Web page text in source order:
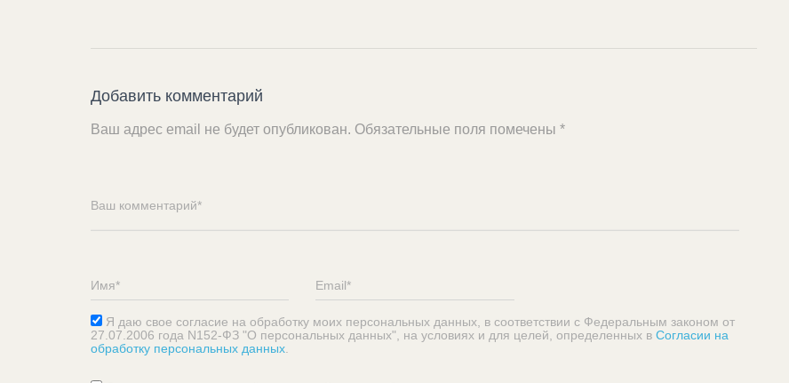
Добавить комментарий
Ваш адрес email не будет опубликован. Обязательные поля помечены *
Я даю свое согласие на обработку моих персональных данных, в соответствии с Федеральным законом от
27.07.2006 года N152-ФЗ "О персональных данных", на условиях и для целей, определенных в Согласии на
обработку персональных данных